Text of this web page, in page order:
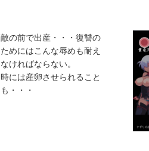
敵の前で出産・・・復讐の
ためにはこんな辱めも耐え
なければならない。
時には産卵させられること
も・・・